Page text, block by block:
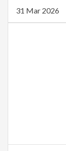
31 Mar 2026